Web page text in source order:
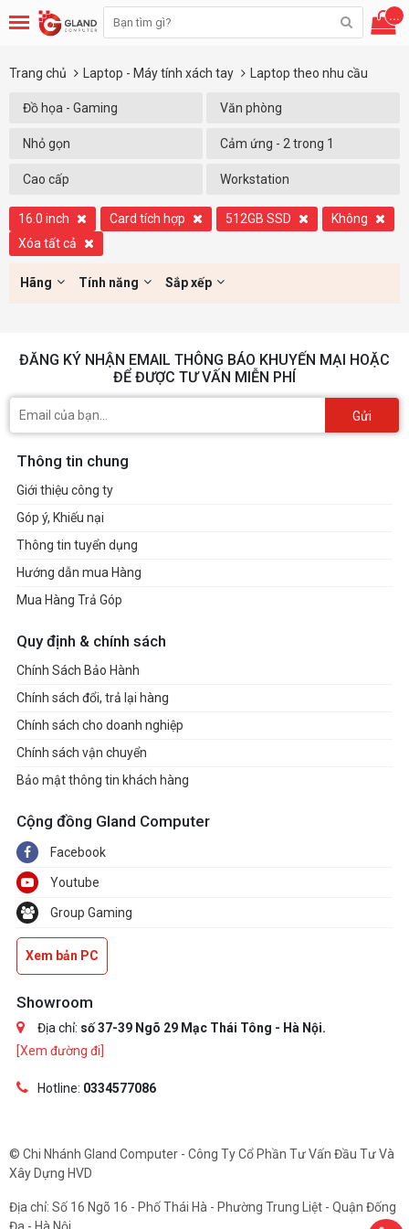
...
Trang chủ Laptop - Máy tính xách tay Laptop theo nhu cầu
Đồ họa - Gaming Văn phòng
Nhỏ gọn Cảm ứng - 2 trong 1
Cao cấp Workstation
16.0 inch Card tích hợp 512GB SSD
Không
Xóa tất cả
Hãng Tính năng Sắp xếp
ĐĂNG KÝ NHẬN EMAIL THÔNG BÁO KHUYẾN MẠI HOẶC
ĐỂ ĐƯỢC TƯ VẤN MIỄN PHÍ
Gửi
Thông tin chung
Giới thiệu công ty
Góp ý, Khiếu nại
Thông tin tuyển dụng
Hướng dẫn mua Hàng
Mua Hàng Trả Góp
Quy định & chính sách
Chính Sách Bảo Hành
Chính sách đổi, trả lại hàng
Chính sách cho doanh nghiệp
Chính sách vận chuyển
Bảo mật thông tin khách hàng
Cộng đồng Gland Computer
Facebook
Youtube
Group Gaming
Xem bản PC
Showroom
Địa chỉ: số 37-39 Ngõ 29 Mạc Thái Tông - Hà Nội.
[Xem đường đi]
Hotline: 0334577086
© Chi Nhánh Gland Computer - Công Ty Cổ Phần Tư Vấn Đầu Tư Và
Xây Dựng HVD
Địa chỉ: Số 16 Ngõ 16 - Phố Thái Hà - Phường Trung Liệt - Quận Đống